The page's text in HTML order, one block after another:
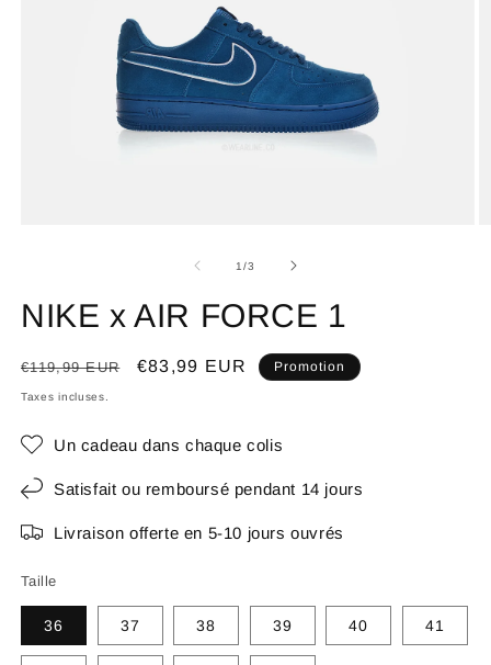
1/de
3
NIKE x AIR FORCE 1
Prix
habituel
€119,99 EUR
Prix
€83,99 EUR Promotion
Taxes incluses.
Un cadeau dans chaque colis
Satisfait ou remboursé pendant 14 jours
Livraison offerte en 5-10 jours ouvrés
Taille
36 37 38 39 40 41